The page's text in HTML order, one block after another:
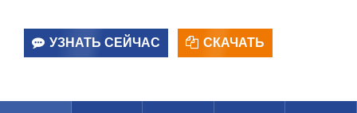
УЗНАТЬ СЕЙЧАС СКАЧАТЬ